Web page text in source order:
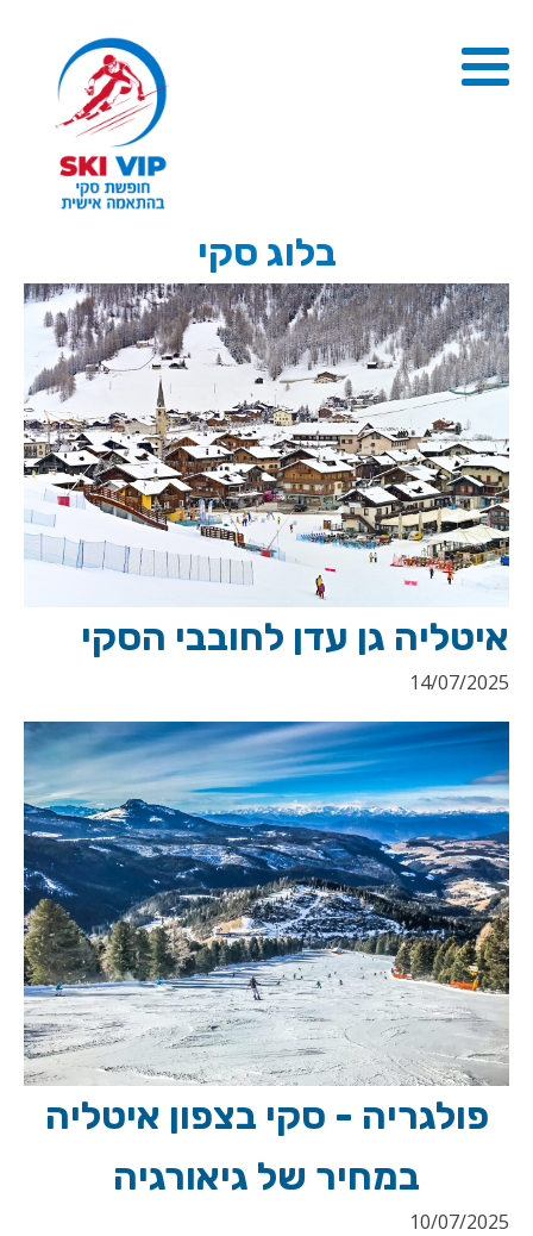
בלוג סקי
איטליה גן עדן לחובבי הסקי
14/07/2025
פולגריה - סקי בצפון איטליה
במחיר של גיאורגיה
10/07/2025